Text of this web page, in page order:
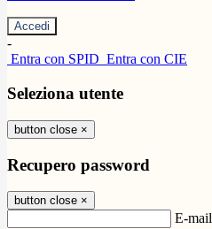
-
Entra con SPID Entra con CIE
Seleziona utente
button close ×
Recupero password
button close ×
E-mail